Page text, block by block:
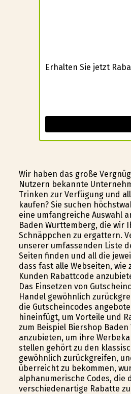
Erhalten Sie jetzt
Wir haben das große
Nutzern bekannte
Trinken zur Verfügung und
kaufen? Sie suchen
eine umfangreiche Auswahl
Baden Wurttemberg, die wir
Schnäppchen zu ergattern.
unserer umfassenden Liste
Seiten finden und all die
dass fast alle Webseiten,
Kunden Rabattcode
Das Einsetzen von
Handel gewöhnlich
die Gutscheincodes
hineinfügt, um Vorteile und
zum Beispiel Biershop
anzubieten, um ihre
stellen gehört zu den
gewöhnlich zurückgreifen,
überreicht zu bekommen,
alphanumerische Codes,
verschiedenartige Rabatte